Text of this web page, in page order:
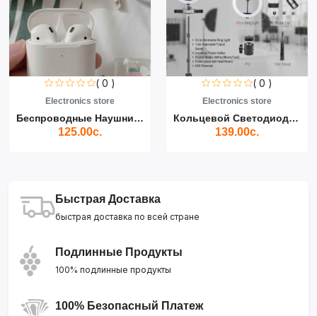
( 0 )
Electronics store
Беспроводные Наушники Air...
125.00с.
( 0 )
Electronics store
Кольцевой Светодиодный Св...
139.00с.
Быстрая Доставка
быстрая доставка по всей стране
Подлинные Продукты
100% подлинные продукты
100% Безопасный Платеж